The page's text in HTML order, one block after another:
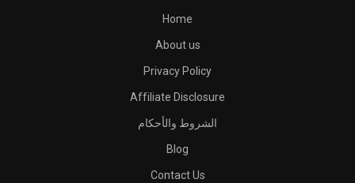
Home
About us
Privacy Policy
Affiliate Disclosure
الشروط والأحكام
Blog
Contact Us